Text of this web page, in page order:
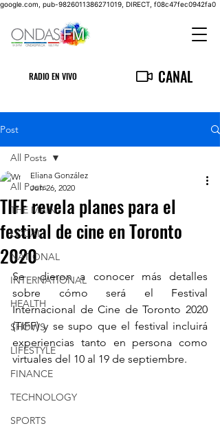
google.com, pub-9826011386271019, DIRECT, f08c47fec0942fa0
RADIO EN VIVO CANAL
Post
All Posts
THE MAIN
LOCAL
NATIONAL
INTERNATIONAL
HEALTH
SHOWS
LIFESTYLE
FINANCE
TECHNOLOGY
SPORTS
All Posts
TIFF revela planes para el
festival de cine en Toronto
2020
Eliana González
Jun 26, 2020
Se  dieron a conocer más detalles
sobre cómo será el Festival
Internacional de Cine de Toronto 2020
(TIFF) y se supo que el festival incluirá
experiencias tanto en persona como
virtuales del 10 al 19 de septiembre.